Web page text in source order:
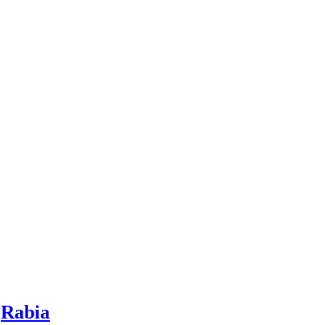
Rabia